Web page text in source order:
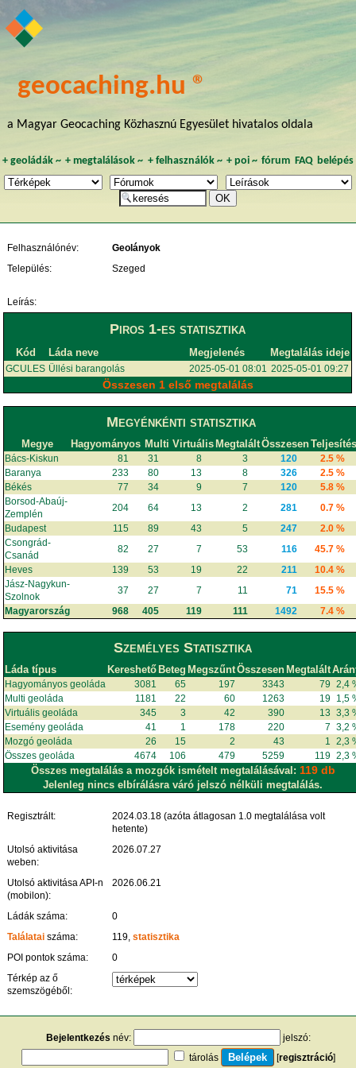
geocaching.hu ®
a Magyar Geocaching Közhasznú Egyesület hivatalos oldala
+ geoládák~ +megtalálások ~ + felhasználók~ + poi~ fórum FAQ belépés
Felhasználónév:
Geolányok
Település:
Szeged
Leírás:
Piros 1-es statisztika
Kód Láda neve Megjelenés Megtalálás ideje
GCULES Üllési barangolás 2025-05-01 08:01 2025-05-01 09:27
Összesen 1 első megtalálás
Megyénkénti statisztika
Megye Hagyományos Multi VirtuálisMegtaláltÖsszesen
Bács-Kiskun 81 31 8 3 120
2.5 %
Baranya
233 80 13 8 326
2.5 %
Békés
77 34 9 7 120
5.8 %
Borsod-Abaúj-
Zemplén
204 64 13 2 281
0.7 %
Budapest
115 89 43 5 247
2.0 %
Csongrád-
Csanád
82 27 7 53 116
45.7 %
Heves
139 53 19 22 211
10.4 %
Jász-Nagykun-
Szolnok
37 27 7 11 71
15.5 %
Magyarország
968 405 119 111 1492 7.4 %
Személyes Statisztika
Láda típus KereshetőBeteg MegszűntÖsszesenMegtalált
Hagyományos geoláda 3081 65 197 3343 79
2,4
Multi geoláda
1181 22 60 1263 19 1,5
Virtuális geoláda
345 3 42 390 13
3,3
Esemény geoláda
41 1 178 220 7
3,2
Mozgó geoláda
26 15 2 43 1
2,3
Összes geoláda
4674 106 479 5259 119 2,3
Összes megtalálás a mozgók ismételt megtalálásával: 119 db
Jelenleg nincs elbírálásra váró jelszó nélküli megtalálás.
Regisztrált:
2024.03.18 (azóta átlagosan 1.0 megtalálása volt
hetente)
Utolsó aktivitása
weben:
2026.07.27
Utolsó aktivitása API-n
(mobilon):
2026.06.21
Ládák száma:
0
Találatai száma: 119,statisztika
POI pontok száma:
0
Térkép az ő
szemszögéből:
Bejelentkezés név:
jelszó:
tárolás
[regisztráció]